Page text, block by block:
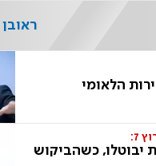
הלאומי
7:
יבוטלו, כשהביקוש